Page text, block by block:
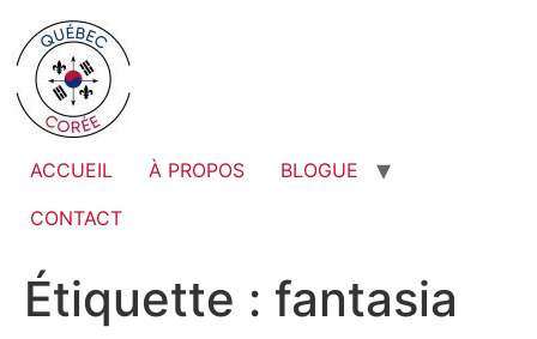
ACCUEIL À PROPOS
BLOGUE
CONTACT
Étiquette : fantasia